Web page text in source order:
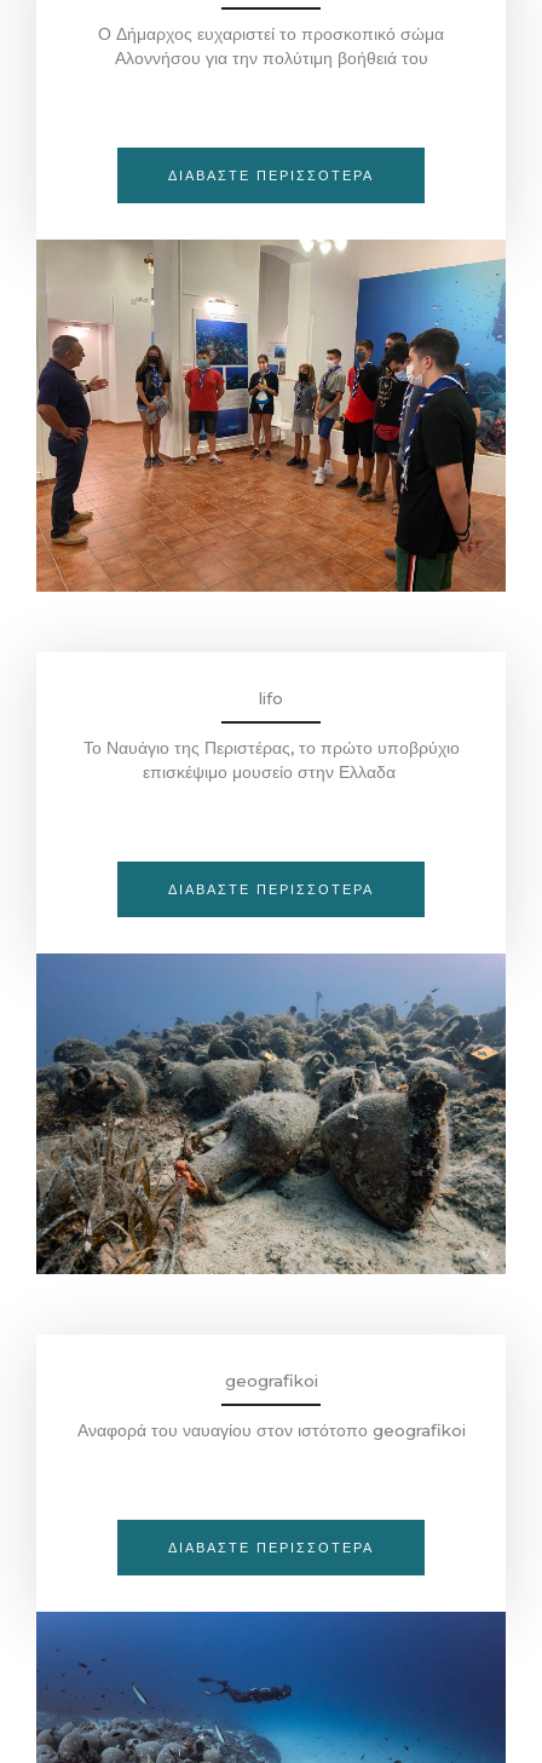
Ο Δήμαρχος ευχαριστεί το προσκοπικό σώμα
Αλοννήσου για την πολύτιμη βοήθειά του
ΔΙΑΒΆΣΤΕ ΠΕΡΙΣΣΌΤΕΡΑ
lifo
Το Ναυάγιο της Περιστέρας, το πρώτο υποβρύχιο
επισκέψιμο μουσείο στην Ελλαδα
ΔΙΑΒΆΣΤΕ ΠΕΡΙΣΣΟΤΕΡΑ
geografikoi
Αναφορά του ναυαγίου στον ιστότοπο geografikoi
ΔΙΑΒΑΣΤΕ ΠΕΡΙΣΣΟΤΕΡΑ